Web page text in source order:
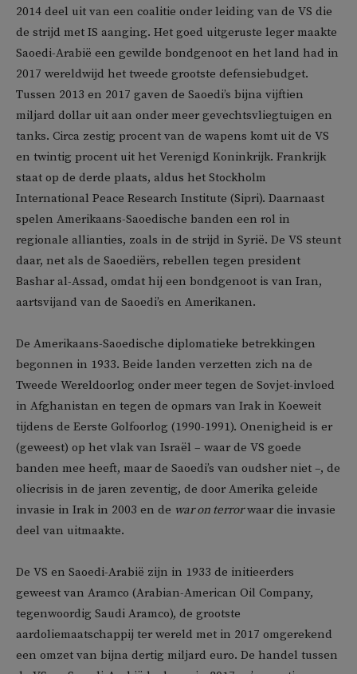
2014 deel uit van een coalitie onder leiding van de VS die
de strijd met IS aanging. Het goed uitgeruste leger maakte
Saoedi-Arabië een gewilde bondgenoot en het land had in
2017 wereldwijd het tweede grootste defensiebudget.
Tussen 2013 en 2017 gaven de Saoedi’s bijna vijftien
miljard dollar uit aan onder meer gevechtsvliegtuigen en
tanks. Circa zestig procent van de wapens komt uit de VS
en twintig procent uit het Verenigd Koninkrijk. Frankrijk
staat op de derde plaats, aldus het Stockholm
International Peace Research Institute (Sipri). Daarnaast
spelen Amerikaans-Saoedische banden een rol in
regionale allianties, zoals in de strijd in Syrië. De VS steunt
daar, net als de Saoediërs, rebellen tegen president
Bashar al-Assad, omdat hij een bondgenoot is van Iran,
aartsvijand van de Saoedi’s en Amerikanen.
De Amerikaans-Saoedische diplomatieke betrekkingen
begonnen in 1933. Beide landen verzetten zich na de
Tweede Wereldoorlog onder meer tegen de Sovjet-invloed
in Afghanistan en tegen de opmars van Irak in Koeweit
tijdens de Eerste Golfoorlog (1990-1991). Onenigheid is er
(geweest) op het vlak van Israël – waar de VS goede
banden mee heeft, maar de Saoedi’s van oudsher niet –, de
oliecrisis in de jaren zeventig, de door Amerika geleide
invasie in Irak in 2003 en de war on terrorwaar die invasie
deel van uitmaakte.
De VS en Saoedi-Arabië zijn in 1933 de initieerders
geweest van Aramco (Arabian-American Oil Company,
tegenwoordig Saudi Aramco), de grootste
aardoliemaatschappij ter wereld met in 2017 omgerekend
een omzet van bijna dertig miljard euro. De handel tussen